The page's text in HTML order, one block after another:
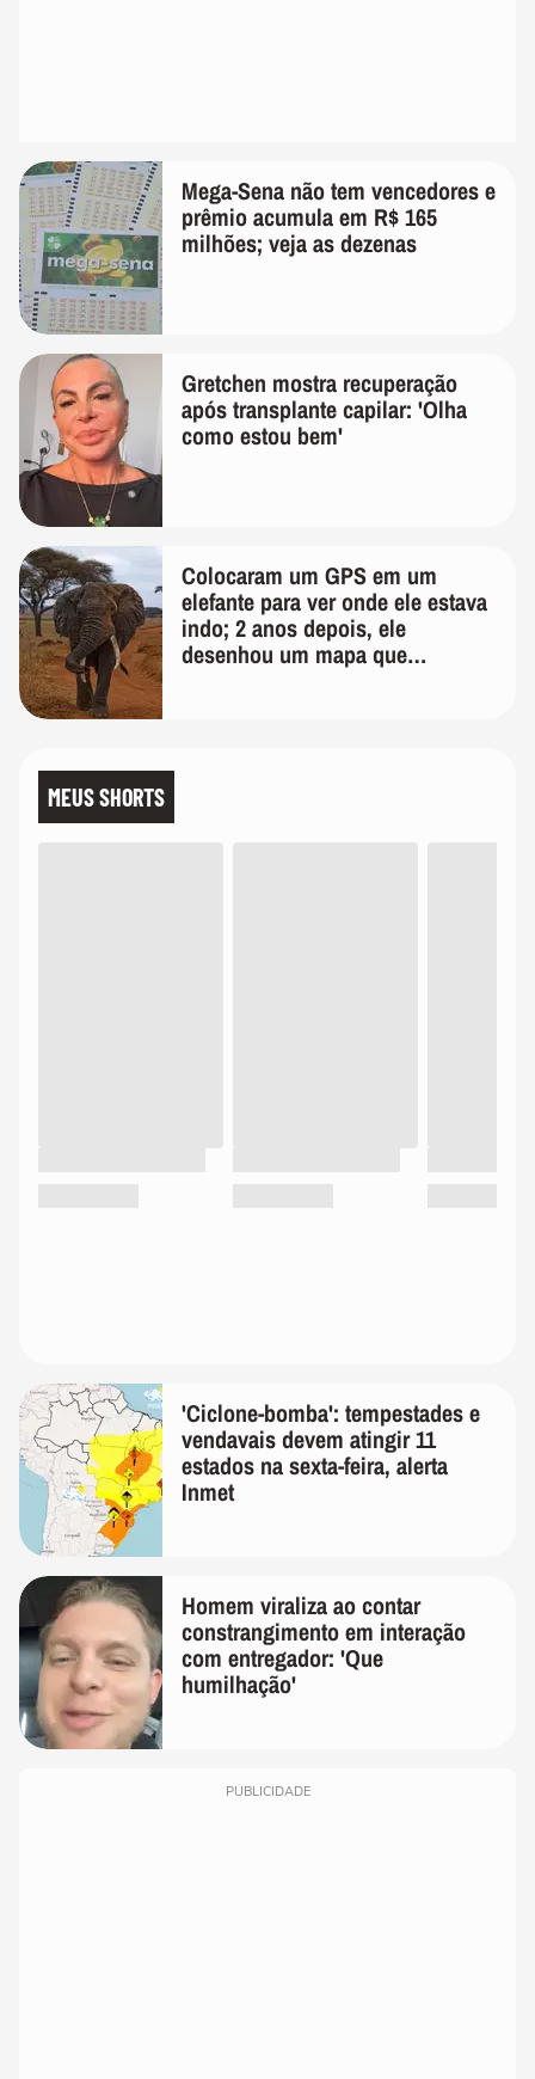
Mega-Sena não tem vencedores e
prêmio acumula em R$ 165
milhões; veja as dezenas
Gretchen mostra recuperação
após transplante capilar: 'Olha
como estou bem'
Colocaram um GPS em um
elefante para ver onde ele estava
indo; 2 anos depois, ele
desenhou um mapa que
MEUS SHORTS
'Ciclone-bomba': tempestades e
vendavais devem atingir 11
estados na sexta-feira, alerta
Inmet
Homem viraliza ao contar
constrangimento em interação
com entregador: 'Que
humilhação'
PUBLICIDADE